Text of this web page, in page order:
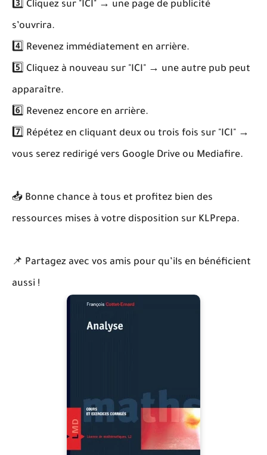
3️⃣ Cliquez sur "ICI" → une page de publicité
s’ouvrira.
4️⃣ Revenez immédiatement en arrière.
5️⃣ Cliquez à nouveau sur "ICI" → une autre pub peut
apparaître.
6️⃣ Revenez encore en arrière.
7️⃣ Répétez en cliquant deux ou trois fois sur "ICI" →
vous serez redirigé vers Google Drive ou Mediafire.
📥 Bonne chance à tous et profitez bien des
ressources mises à votre disposition sur KLPrepa.
📌 Partagez avec vos amis pour qu’ils en bénéficient
aussi !